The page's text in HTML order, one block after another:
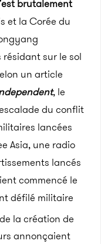
brutalement
et la Corée du
sur le sol
un article
, le
du conflit
lancées
Asia, une radio
lancés
commencé le
défilé militaire
la création de
annonçaient